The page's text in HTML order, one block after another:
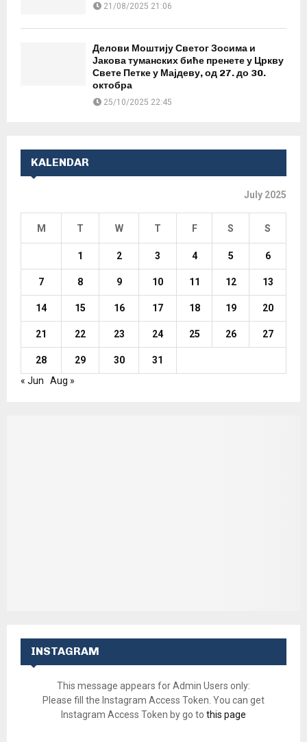
21/08/2025 21:06
Делови Моштију Светог Зосима и
Јакова туманских биће пренете у Цркву
Свете Петке у Мајдеву, од 27. до 30.
октобра
25/10/2025 22:45
KALENDAR
July 2025
M T W T F S S
1 2 3 4 5 6
7 8 9 10 11 12 13
14 15 16 17 18 19 20
21 22 23 24 25 26 27
28 29 30
31
« Jun
Aug »
INSTAGRAM
This message appears for Admin Users only:
Please fill the Instagram Access Token. You can get
Instagram Access Token by go to this page